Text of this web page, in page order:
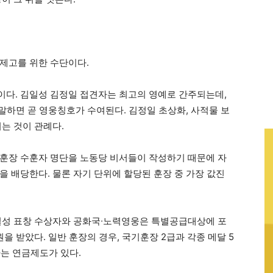
고를 위한 수단이다.
. 김일성 김정일 접견자는 최고의 영예로 간주되는데,
하면 곧 영웅칭호가 수여된다. 김정일 초상화, 사적물 보
것이 관례다.
장 수훈자 명단을 노동당 비서들이 작성하기 때문에 자
배당한다. 물론 자기 단위에 할당된 훈장 중 가장 값진
표창 수상자와 공화국∙노력영웅은 특별공급대상에 포
받았다. 일반 훈장의 경우, 국기훈장 2급과 각종 메달 5
연금제도가 있다.